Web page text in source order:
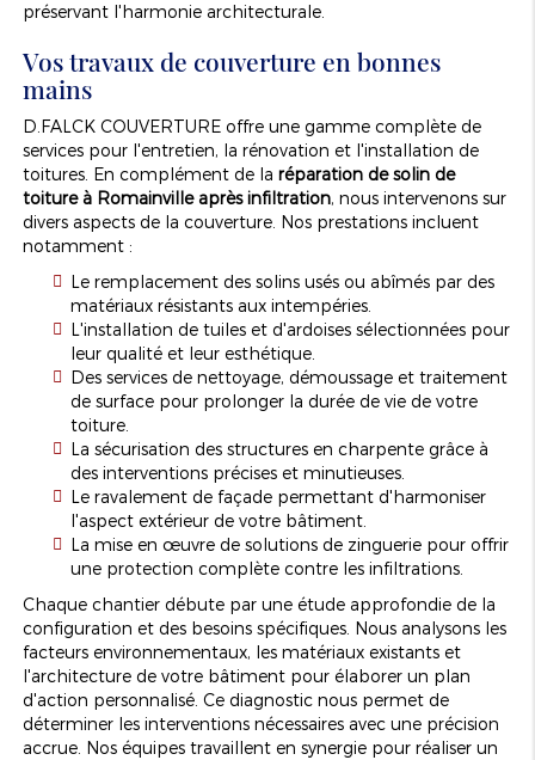
préservant l'harmonie architecturale.
Vos travaux de couverture en bonnes
mains
D.FALCK COUVERTURE offre une gamme complète de
services pour l'entretien, la rénovation et l'installation de
toitures. En complément de la réparation de solin de
toiture à Romainville après infiltration, nous intervenons sur
divers aspects de la couverture. Nos prestations incluent
notamment :
Le remplacement des solins usés ou abîmés par des
matériaux résistants aux intempéries.
L'installation de tuiles et d'ardoises sélectionnées pour
leur qualité et leur esthétique.
Des services de nettoyage, démoussage et traitement
de surface pour prolonger la durée de vie de votre
toiture.
La sécurisation des structures en charpente grâce à
des interventions précises et minutieuses.
Le ravalement de façade permettant d'harmoniser
l'aspect extérieur de votre bâtiment.
La mise en œuvre de solutions de zinguerie pour offrir
une protection complète contre les infiltrations.
Chaque chantier débute par une étude approfondie de la
configuration et des besoins spécifiques. Nous analysons les
facteurs environnementaux, les matériaux existants et
l'architecture de votre bâtiment pour élaborer un plan
d'action personnalisé. Ce diagnostic nous permet de
déterminer les interventions nécessaires avec une précision
accrue. Nos équipes travaillent en synergie pour réaliser un